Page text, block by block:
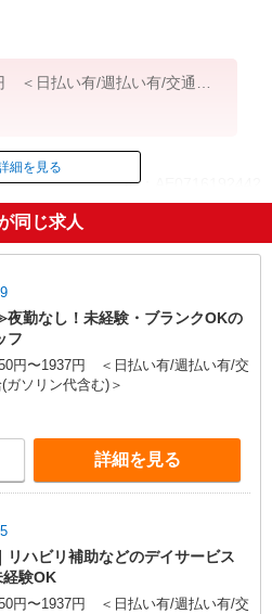
＜日払い有/週払い有/交通費
)＞
ID：AE0716192442
期間終了
細を見る
同じ求人
勤なし！未経験・ブランクOKの
フ
円〜1937円 ＜日払い有/週払い有/交
ガソリン代含む)＞
詳細を見る
リハビリ補助などのデイサービス
験OK
円〜1937円 ＜日払い有/週払い有/交